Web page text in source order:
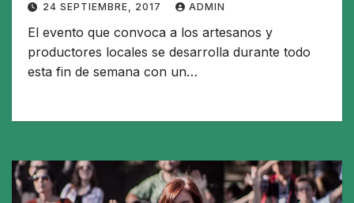
24 SEPTIEMBRE, 2017 ADMIN
El evento que convoca a los artesanos y
productores locales se desarrolla durante todo
esta fin de semana con un…